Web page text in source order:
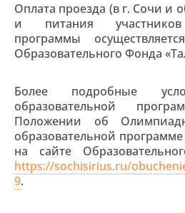
Оплата проезда (в г. Сочи и
и питания участников
программы
Образовательного Фонда
Более подробные
образовательной
Положении об
образовательной
на сайте
https://sochisirius.ru/
9.